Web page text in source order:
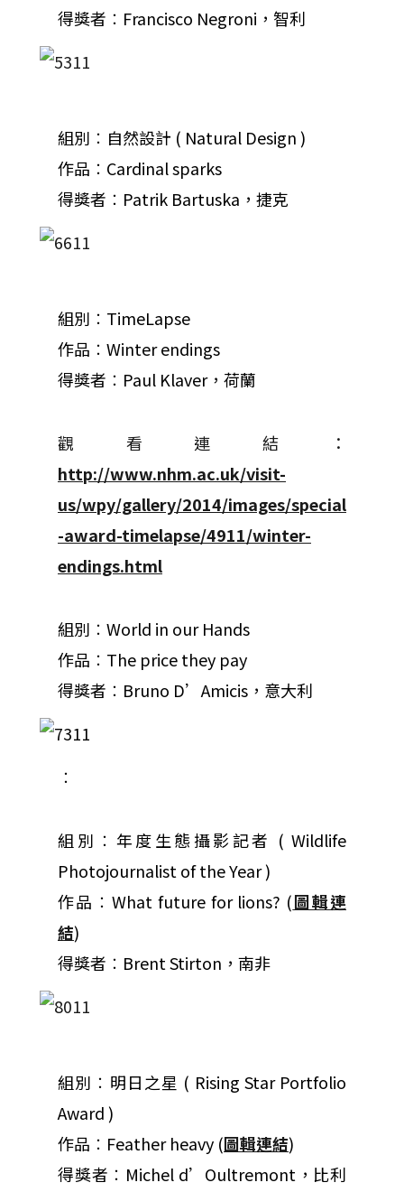
得獎者︰Francisco Negroni，智利
組別︰自然設計 ( Natural Design )
作品︰Cardinal sparks
得獎者︰Patrik Bartuska，捷克
組別︰TimeLapse
作品︰Winter endings
得獎者︰Paul Klaver，荷蘭
觀看連結：
http://www.nhm.ac.uk/visit-
us/wpy/gallery/2014/images/special
-award-timelapse/4911/winter-
endings.html
組別︰World in our Hands
作品︰The price they pay
得獎者︰Bruno D’Amicis，意大利
︰
組別︰年度生態攝影記者 ( Wildlife
Photojournalist of the Year )
作品︰What future for lions? (圖輯連
結)
得獎者︰Brent Stirton，南非
組別︰明日之星 ( Rising Star Portfolio
Award )
作品︰Feather heavy (圖輯連結)
得獎者︰Michel d’Oultremont，比利